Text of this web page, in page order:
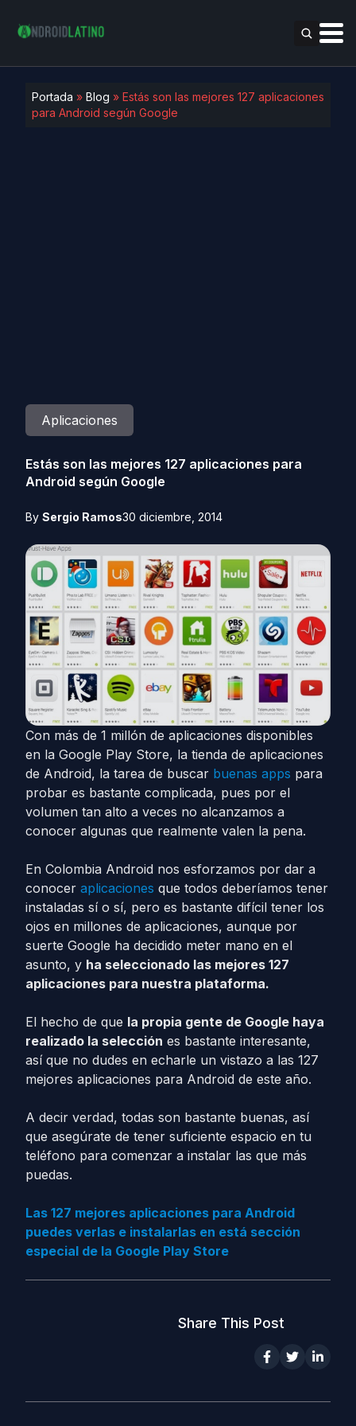
Portada » Blog » Estás son las mejores 127 aplicaciones
para Android según Google
Aplicaciones
Estás son las mejores 127 aplicaciones para
Android según Google
By Sergio Ramos30 diciembre, 2014
Con más de 1 millón de aplicaciones disponibles
en la Google Play Store, la tienda de aplicaciones
de Android, la tarea de buscar buenas apps para
probar es bastante complicada, pues por el
volumen tan alto a veces no alcanzamos a
conocer algunas que realmente valen la pena.
En Colombia Android nos esforzamos por dar a
conocer aplicaciones que todos deberíamos tener
instaladas sí o sí, pero es bastante difícil tener los
ojos en millones de aplicaciones, aunque por
suerte Google ha decidido meter mano en el
asunto, y ha seleccionado las mejores 127
aplicaciones para nuestra plataforma.
El hecho de que la propia gente de Google haya
realizado la selección es bastante interesante,
así que no dudes en echarle un vistazo a las 127
mejores aplicaciones para Android de este año.
A decir verdad, todas son bastante buenas, así
que asegúrate de tener suficiente espacio en tu
teléfono para comenzar a instalar las que más
puedas.
Las 127 mejores aplicaciones para Android
puedes verlas e instalarlas en está sección
especial de la Google Play Store
Share This Post